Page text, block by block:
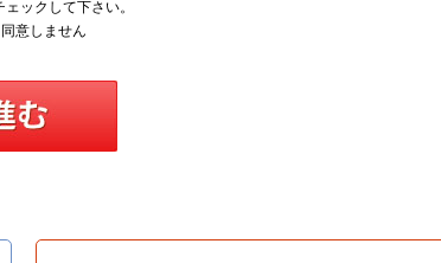
ックして下さい。
同意しません